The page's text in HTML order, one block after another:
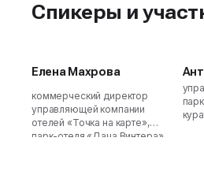
Спикеры и
Елена Махрова
коммерческий директор
управляющей компании
отелей «Точка на карте»,
парк-отеля «Дача Винтера»,